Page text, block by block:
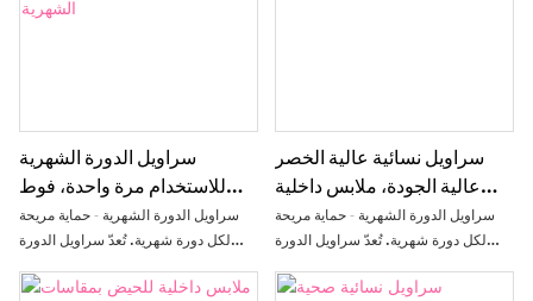
الشهرية، حيث توفر تغطيةً كاملةً ومقاسًا
سراويل الدورة الشهرية
للاستخدام مرة واحدة، فوط
صحية بالجملة، مصنع سراويل
الفوط الصحية، سراويل
حفاضات الدورة الشهرية
سراويل الدورة الشهرية - حماية مريحة
لكل دورة شهرية. تُعدّ سراويل الدورة
التقليدية، فهي تجمع بين الراحة والحماية
سراويل نسائية عالية الخصر
عالية الجودة، ملابس داخلية
نسائية مريحة، تدفق كثيف،
سراويل نسائية مريحة
سراويل الدورة الشهرية - حماية مريحة
لكل دورة شهرية. تُعدّ سراويل الدورة
التقليدية، فهي تجمع بين الراحة والحماية